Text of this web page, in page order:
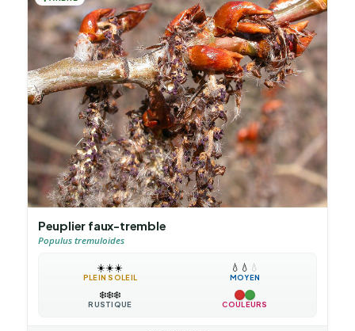
Peuplier faux-tremble
Populus tremuloides
☀️☀️☀️
PLEIN SOLEIL
💧 💧 💧
MOYEN
❄️❄️❄️
RUSTIQUE COULEURS